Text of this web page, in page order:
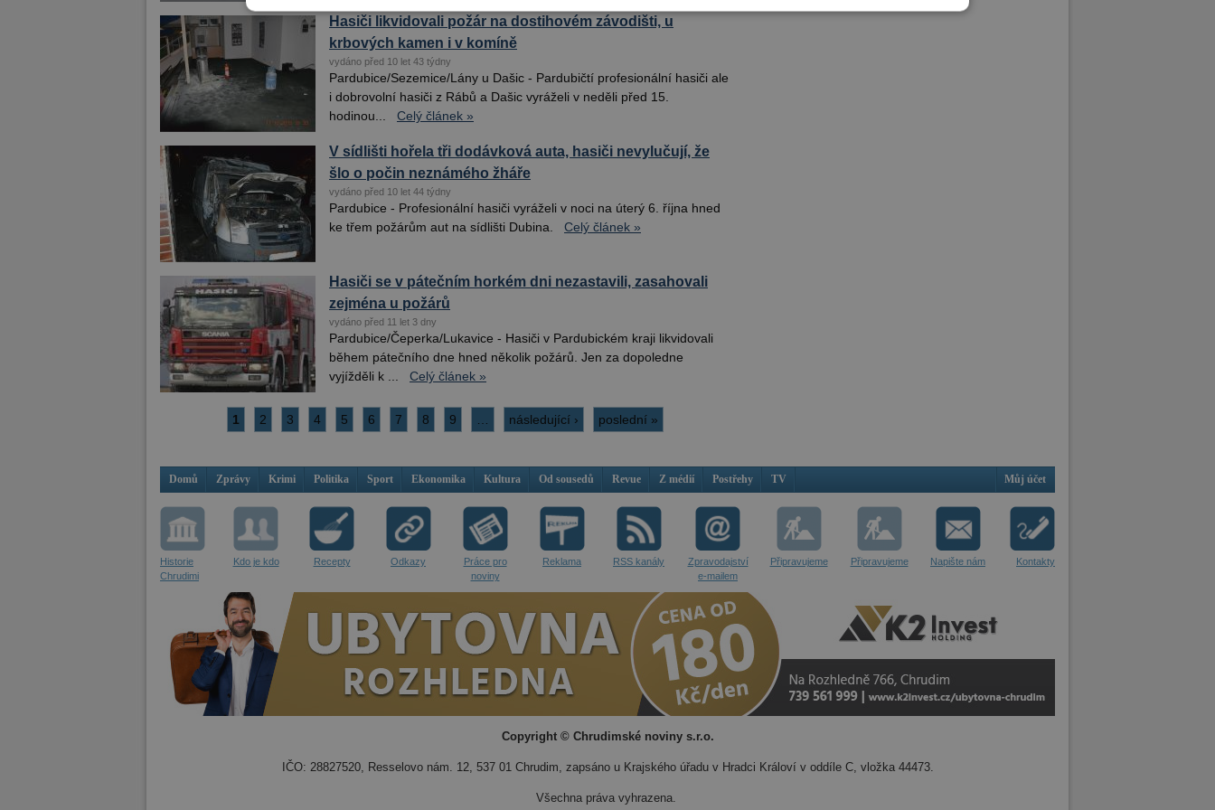
Hasiči likvidovali požár na dostihovém závodišti, u
krbových kamen i v komíně
vydáno před 10 let 43 týdny
Pardubice/Sezemice/Lány u Dašic - Pardubičtí profesionální hasiči ale
i dobrovolní hasiči z Rábů a Dašic vyráželi v neděli před 15.
hodinou...
Celý článek »
V sídlišti hořela tři dodávková auta, hasiči nevylučují, že
šlo o počin neznámého žháře
vydáno před 10 let 44 týdny
Pardubice - Profesionální hasiči vyráželi v noci na úterý 6. října hned
ke třem požárům aut na sídlišti Dubina.
Celý článek »
Hasiči se v pátečním horkém dni nezastavili, zasahovali
zejména u požárů
vydáno před 11 let 3 dny
Pardubice/Čeperka/Lukavice - Hasiči v Pardubickém kraji likvidovali
během pátečního dne hned několik požárů. Jen za dopoledne
vyjížděli k ...
Celý článek »
1 2 3 4 5 6 7 8 9 následující › poslední »
Domů Zprávy Krimi Politika Sport Ekonomika Kultura Od sousedů Revue Z médií Postřehy TV Můj účet
Historie
Chrudimi
Kdo je kdo Recepty Odkazy
Práce pro
noviny
Reklama RSS kanály
Zpravodajství
e-mailem
Připravujeme Připravujeme Napište nám Kontakty
Copyright © Chrudimské noviny s.r.o.
IČO: 28827520, Resselovo nám. 12, 537 01 Chrudim, zapsáno u Krajského úřadu v Hradci Královí v oddíle C, vložka 44473.
Všechna práva vyhrazena.